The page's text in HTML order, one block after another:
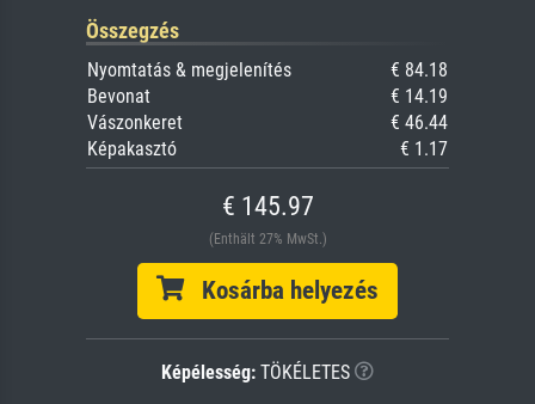
Összegzés
Nyomtatás & megjelenítés
€ 84.18
Bevonat
€ 14.19
Vászonkeret
€ 46.44
Képakasztó
€ 1.17
€ 145.97
(Enthält 27% MwSt.)
Kosárba helyezés
Képélesség: TÖKÉLETES